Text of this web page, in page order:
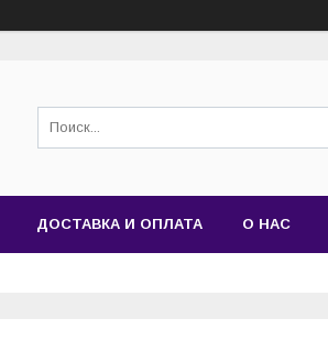
ДОСТАВКА И ОПЛАТА О НАС